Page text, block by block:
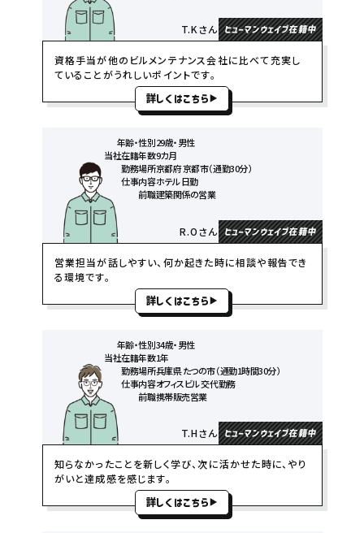
T.Kさん ヒューマンウェイブ在籍中
資格手当が他のビルメンテナンス会社に比べて充実し
ていることがうれしいポイントです。
詳しくはこちら
R.Oさん ヒューマンウェイブ在籍中
年齢・性別29歳・男性
当社在籍年数9カ月
勤務場所京都府 京都市（通勤30分）
仕事内容ホテル 日勤
前職建築関係の営業
営業担当が話しやすい、何か起きた時に相談や報告でき
る環境です。
詳しくはこちら
T.Hさん ヒューマンウェイブ在籍中
年齢・性別34歳・男性
当社在籍年数1年
勤務場所兵庫県 たつの市（通勤1時間30分）
仕事内容オフィスビル 交代勤務
前職携帯販売営業
知らなかったことを新しく学び、次に活かせた時に、やり
がいと達成感を感じます。
詳しくはこちら